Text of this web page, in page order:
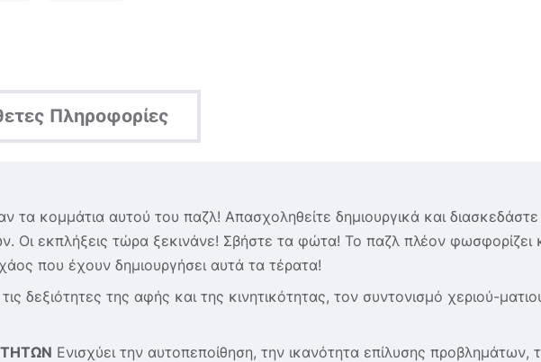
Πληροφορίες
τα κομμάτια αυτού του παζλ! Απασχοληθείτε δημιουργικά και
Οι εκπλήξεις τώρα ξεκινάνε! Σβήστε τα φώτα! Το παζλ πλέον φωσφορίζει
χάος που έχουν δημιουργήσει αυτά τα τέρατα!
τις δεξιότητες της αφής και της κινητικότητας, τον συντονισμό χεριού-
Ενισχύει την αυτοπεποίθηση, την ικανότητα επίλυσης προβλημάτων,